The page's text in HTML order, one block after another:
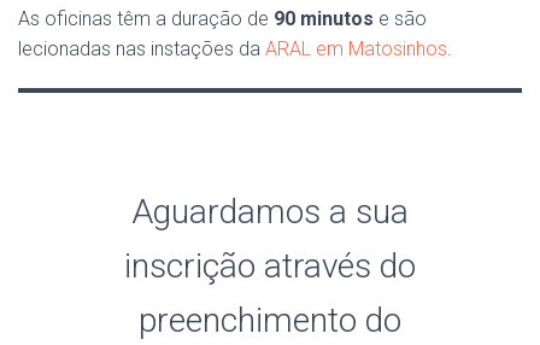
As oficinas têm a duração de 90 minutos e são
lecionadas nas instações da ARAL em Matosinhos.
Aguardamos a sua
inscrição através do
preenchimento do